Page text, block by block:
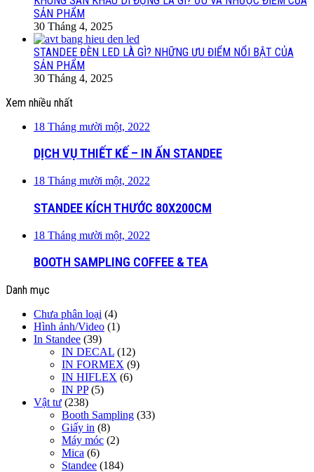
SẢN PHẨM
30 Tháng 4, 2025
STANDEE ĐÈN LED LÀ GÌ? NHỮNG ƯU ĐIỂM NỔI BẬT CỦA
SẢN PHẨM
30 Tháng 4, 2025
Xem nhiều nhất
18 Tháng mười một, 2022
DỊCH VỤ THIẾT KẾ – IN ẤN STANDEE
18 Tháng mười một, 2022
STANDEE KÍCH THƯỚC 80X200CM
18 Tháng mười một, 2022
BOOTH SAMPLING COFFEE & TEA
Danh mục
Chưa phân loại (4)
Hình ảnh/Video (1)
In Standee (39)
IN DECAL (12)
IN FORMEX (9)
IN HIFLEX (6)
IN PP(5)
Vật tư (238)
Booth Sampling (33)
Giấy in (8)
Máy móc (2)
Mica (6)
Standee (184)